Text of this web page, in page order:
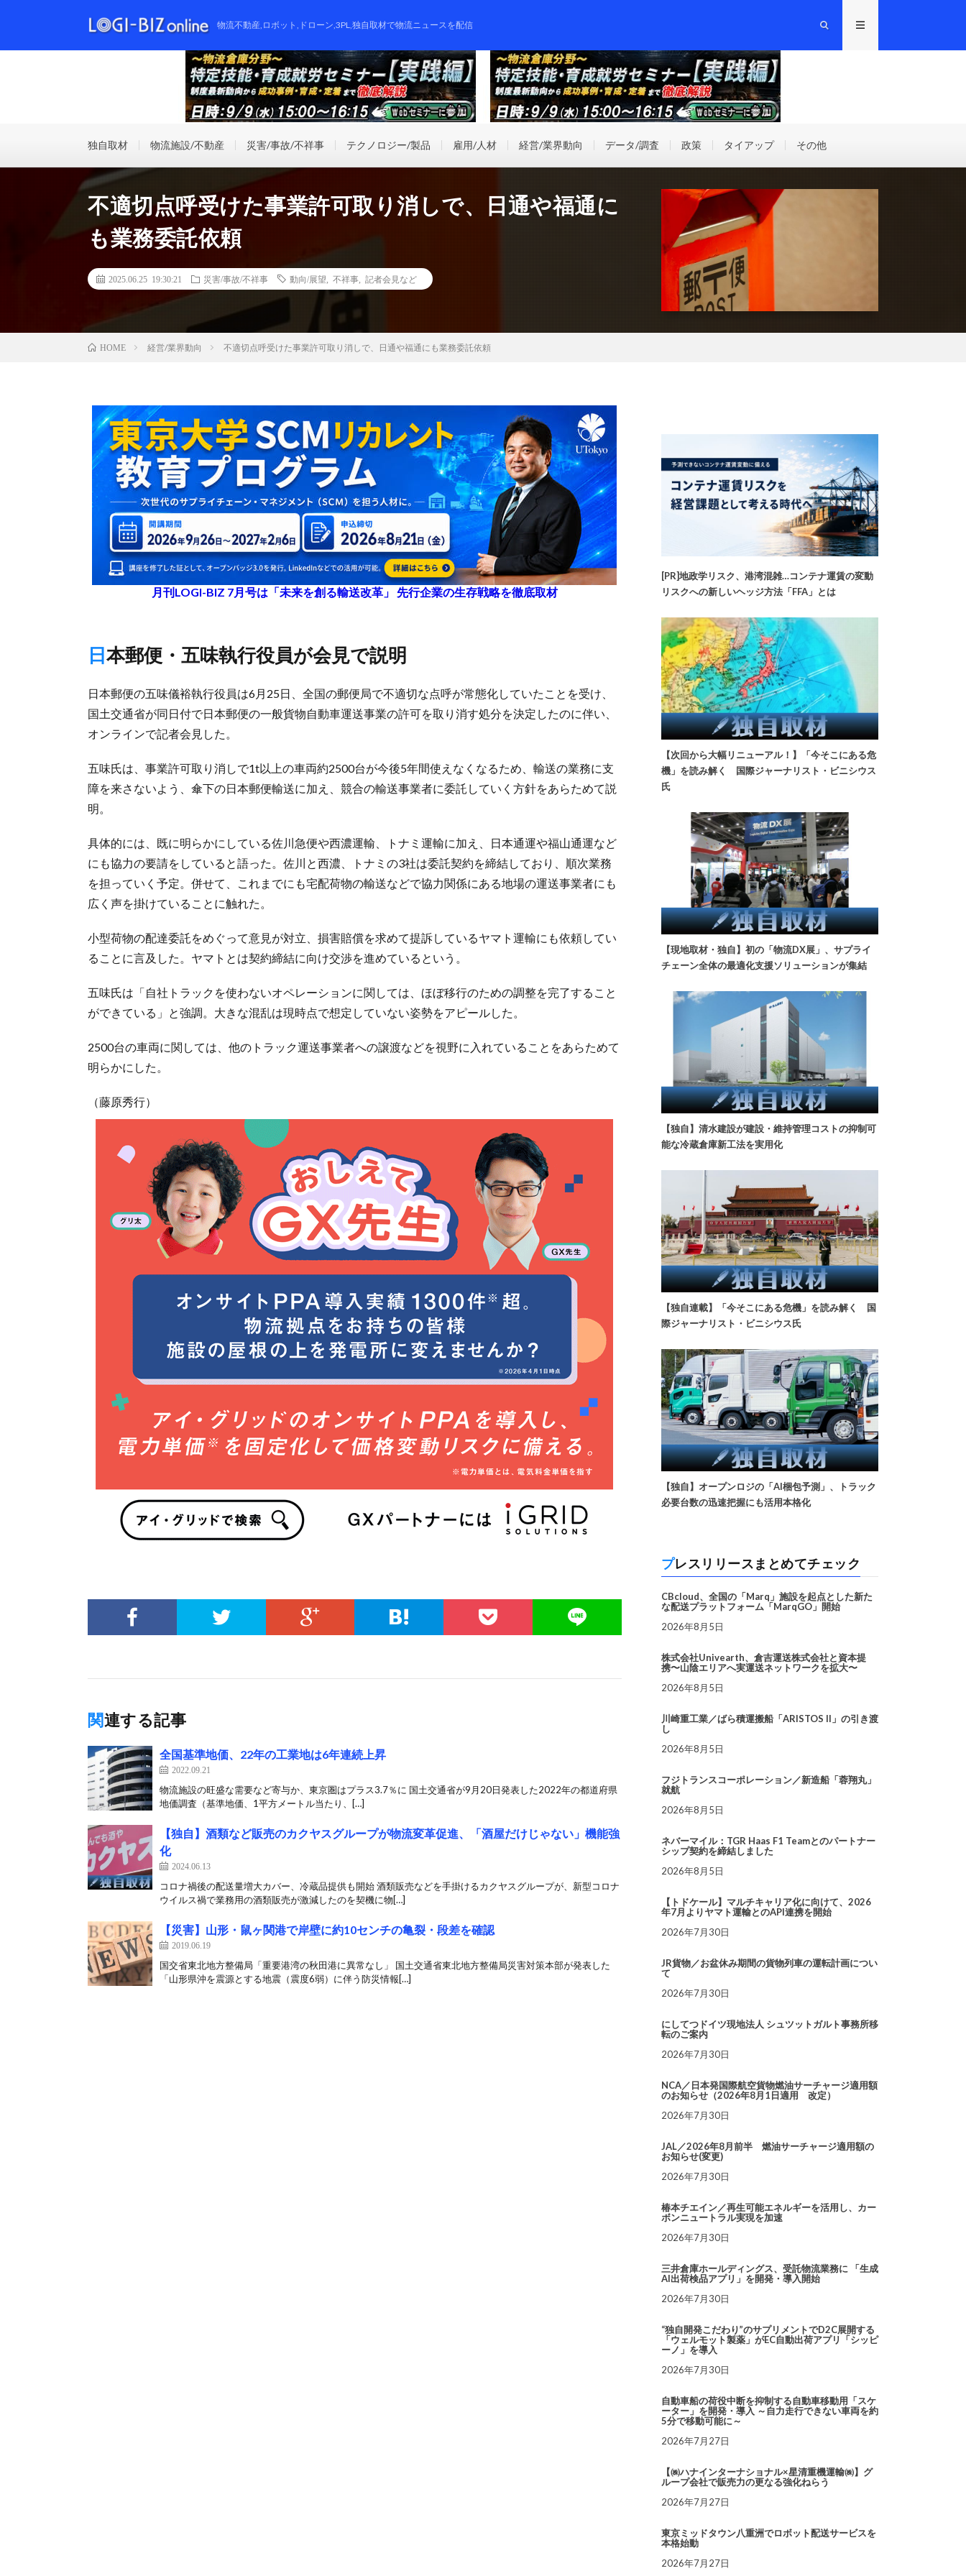
物流不動産,ロボット,ドローン,3PL,独自取材で物流ニュースを配信
独自取材 物流施設/不動産 災害/事故/不祥事 テクノロジー/製品 雇用/人材 経営/業界動向 データ/調査 政策 タイアップ その他
不適切点呼受けた事業許可取り消しで、日通や福通に
も業務委託依頼
2025.06.25 19:30:21 災害/事故/不祥事 動向/展望 不祥事 記者会見など
HOME 経営/業界動向 不適切点呼受けた事業許可取り消しで、日通や福通にも業務委託依頼
月刊LOGI-BIZ 7月号は「未来を創る輸送改革」 先行企業の生存戦略を徹底取材
日本郵便・五味執行役員が会見で説明
日本郵便の五味儀裕執行役員は6月25日、全国の郵便局で不適切な点呼が常態化していたことを受け、
国土交通省が同日付で日本郵便の一般貨物自動車運送事業の許可を取り消す処分を決定したのに伴い、
オンラインで記者会見した。
五味氏は、事業許可取り消しで1t以上の車両約2500台が今後5年間使えなくなるため、輸送の業務に支
障を来さないよう、傘下の日本郵便輸送に加え、競合の輸送事業者に委託していく方針をあらためて説
明。
具体的には、既に明らかにしている佐川急便や西濃運輸、トナミ運輸に加え、日本通運や福山通運など
にも協力の要請をしていると語った。佐川と西濃、トナミの3社は委託契約を締結しており、順次業務
を担っていく予定。併せて、これまでにも宅配荷物の輸送などで協力関係にある地場の運送事業者にも
広く声を掛けていることに触れた。
小型荷物の配達委託をめぐって意見が対立、損害賠償を求めて提訴しているヤマト運輸にも依頼してい
ることに言及した。ヤマトとは契約締結に向け交渉を進めているという。
五味氏は「自社トラックを使わないオペレーションに関しては、ほぼ移行のための調整を完了すること
ができている」と強調。大きな混乱は現時点で想定していない姿勢をアピールした。
2500台の車両に関しては、他のトラック運送事業者への譲渡などを視野に入れていることをあらためて
明らかにした。
（藤原秀行）
関連する記事
全国基準地価、22年の工業地は6年連続上昇
2022.09.21
物流施設の旺盛な需要など寄与か、東京圏はプラス3.7％に 国土交通省が9月20日発表した2022年の都道府県
地価調査（基準地価、1平方メートル当たり、[…]
【独自】酒類など販売のカクヤスグループが物流変革促進、「酒屋だけじゃない」機能強
化
2024.06.13
コロナ禍後の配送量増大カバー、冷蔵品提供も開始 酒類販売などを手掛けるカクヤスグループが、新型コロナ
ウイルス禍で業務用の酒類販売が激減したのを契機に物[…]
【災害】山形・鼠ヶ関港で岸壁に約10センチの亀裂・段差を確認
2019.06.19
国交省東北地方整備局「重要港湾の秋田港に異常なし」 国土交通省東北地方整備局災害対策本部が発表した
「山形県沖を震源とする地震（震度6弱）に伴う防災情報[…]
[PR]地政学リスク、港湾混雑…コンテナ運賃の変動
リスクへの新しいヘッジ方法「FFA」とは
【次回から大幅リニューアル！】「今そこにある危
機」を読み解く 国際ジャーナリスト・ビニシウス
氏
【現地取材・独自】初の「物流DX展」、サプライ
チェーン全体の最適化支援ソリューションが集結
【独自】清水建設が建設・維持管理コストの抑制可
能な冷蔵倉庫新工法を実用化
【独自連載】「今そこにある危機」を読み解く 国
際ジャーナリスト・ビニシウス氏
【独自】オープンロジの「AI梱包予測」、トラック
必要台数の迅速把握にも活用本格化
プレスリリースまとめてチェック
CBcloud、全国の「Marq」施設を起点とした新た
な配送プラットフォーム「MarqGO」開始
2026年8月5日
株式会社Univearth、倉吉運送株式会社と資本提
携〜山陰エリアへ実運送ネットワークを拡大〜
2026年8月5日
川崎重工業／ばら積運搬船「ARISTOS II」の引き渡
し
2026年8月5日
フジトランスコーポレーション／新造船「蓉翔丸」
就航
2026年8月5日
ネバーマイル：TGR Haas F1 Teamとのパートナー
シップ契約を締結しました
2026年8月5日
【トドケール】マルチキャリア化に向けて、2026
年7月よりヤマト運輸とのAPI連携を開始
2026年7月30日
JR貨物／お盆休み期間の貨物列車の運転計画につい
て
2026年7月30日
にしてつドイツ現地法人 シュツットガルト事務所移
転のご案内
2026年7月30日
NCA／日本発国際航空貨物燃油サーチャージ適用額
のお知らせ（2026年8月1日適用 改定）
2026年7月30日
JAL／2026年8月前半 燃油サーチャージ適用額の
お知らせ(変更)
2026年7月30日
椿本チエイン／再生可能エネルギーを活用し、カー
ボンニュートラル実現を加速
2026年7月30日
三井倉庫ホールディングス、受託物流業務に 「生成
AI出荷検品アプリ」を開発・導入開始
2026年7月30日
“独自開発こだわり”のサプリメントでD2C展開する
「ウェルモット製薬」がEC自動出荷アプリ「シッピ
ーノ」を導入
2026年7月30日
自動車船の荷役中断を抑制する自動車移動用「スケ
ーター」を開発・導入 ～自力走行できない車両を約
5分で移動可能に～
2026年7月27日
【㈱ハナインターナショナル×星清重機運輸㈱】グ
ループ会社で販売力の更なる強化ねらう
2026年7月27日
東京ミッドタウン八重洲でロボット配送サービスを
本格始動
2026年7月27日